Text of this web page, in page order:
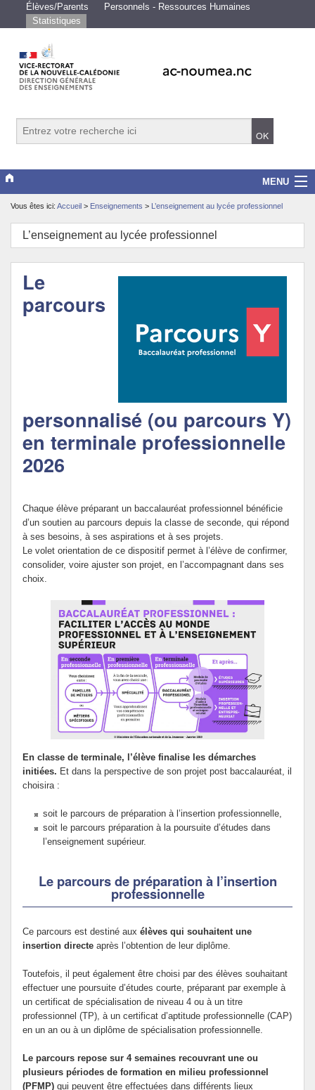
Élèves/Parents
Personnels - Ressources Humaines
Statistiques
MENU
Vice-rectorat
Scolarité/études
Enseignements
Examens/Concours
Vous êtes ici: Accueil > Enseignements > L’enseignement au lycée professionnel
L’enseignement au lycée professionnel
Le
parcours
personnalisé (ou parcours Y)
en terminale professionnelle
2026
Chaque élève préparant un baccalauréat professionnel bénéficie
d’un soutien au parcours depuis la classe de seconde, qui répond
à ses besoins, à ses aspirations et à ses projets.
Le volet orientation de ce dispositif permet à l’élève de confirmer,
consolider, voire ajuster son projet, en l’accompagnant dans ses
choix.
En classe de terminale, l’élève finalise les démarches
initiées. Et dans la perspective de son projet post baccalauréat, il
choisira :
soit le parcours de préparation à l’insertion professionnelle,
soit le parcours préparation à la poursuite d’études dans
l’enseignement supérieur.
Le parcours de préparation à l’insertion
professionnelle
Ce parcours est destiné aux élèves qui souhaitent une
insertion directe après l’obtention de leur diplôme.
Toutefois, il peut également être choisi par des élèves souhaitant
effectuer une poursuite d’études courte, préparant par exemple à
un certificat de spécialisation de niveau 4 ou à un titre
professionnel (TP), à un certificat d’aptitude professionnelle (CAP)
en un an ou à un diplôme de spécialisation professionnelle.
Le parcours repose sur 4 semaines recouvrant une ou
plusieurs périodes de formation en milieu professionnel
(PFMP) qui peuvent être effectuées dans différents lieux